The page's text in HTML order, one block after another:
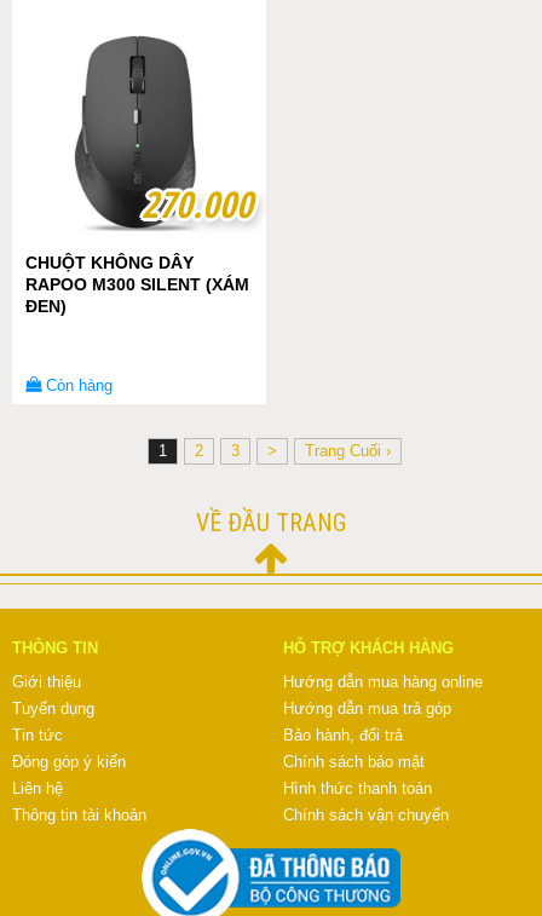
270.000
270.000
CHUỘT KHÔNG DÂY
RAPOO M300 SILENT (XÁM
ĐEN)
Còn hàng
1 2 3 > Trang Cuối ›
VỀ ĐẦU TRANG
THÔNG TIN
Giới thiệu
Tuyển dụng
Tin tức
Đóng góp ý kiến
Liên hệ
Thông tin tài khoản
HỖ TRỢ KHÁCH HÀNG
Hướng dẫn mua hàng online
Hướng dẫn mua trả góp
Bảo hành, đổi trả
Chính sách bảo mật
Hình thức thanh toán
Chính sách vận chuyển